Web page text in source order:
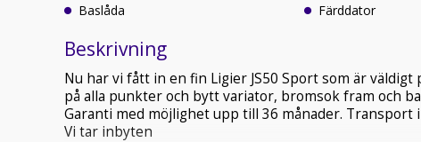
Baslåda
Färddator
Beskrivning
Nu har vi fått in en fin Ligier JS50 Sport som är
på alla punkter och bytt variator, bromsok fram och
Garanti med möjlighet upp till 36 månader. Transport
Vi tar inbyten